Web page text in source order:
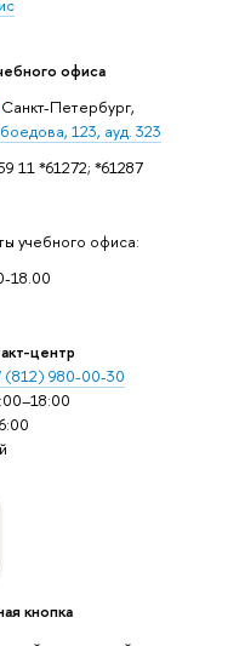
офиса
Санкт-Петербург,
123, ауд. 323
11 *61272; *61287
учебного офиса:
18.00
центр
(812) 980-00-30
кнопка